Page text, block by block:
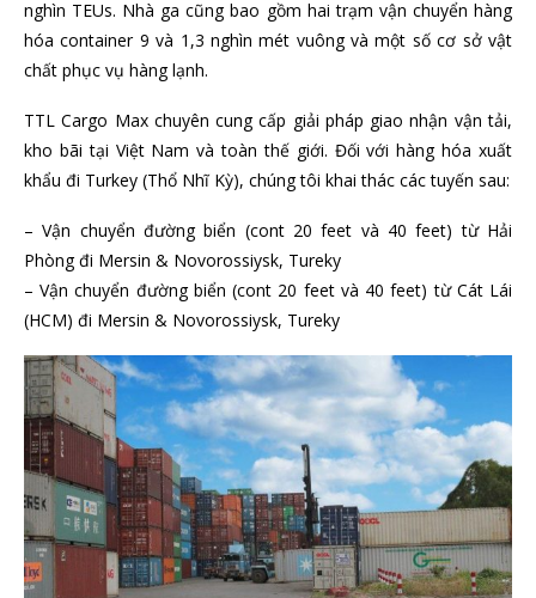
nghìn TEUs. Nhà ga cũng bao gồm hai trạm vận chuyển hàng
hóa container 9 và 1,3 nghìn mét vuông và một số cơ sở vật
chất phục vụ hàng lạnh.
TTL Cargo Max chuyên cung cấp giải pháp giao nhận vận tải,
kho bãi tại Việt Nam và toàn thế giới. Đối với hàng hóa xuất
khẩu đi Turkey (Thổ Nhĩ Kỳ), chúng tôi khai thác các tuyến sau:
– Vận chuyển đường biển (cont 20 feet và 40 feet) từ Hải
Phòng đi Mersin & Novorossiysk, Tureky
– Vận chuyển đường biển (cont 20 feet và 40 feet) từ Cát Lái
(HCM) đi Mersin & Novorossiysk, Tureky